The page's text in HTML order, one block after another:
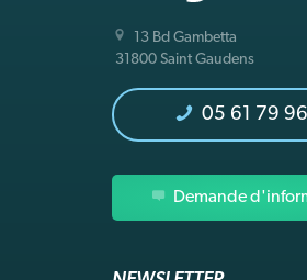
13 Bd Gambetta
31800 Saint Gaudens
05 61 79
Demande